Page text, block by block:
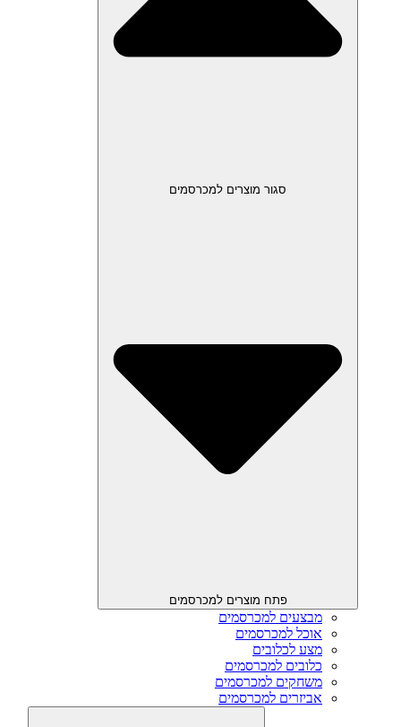
סגור מוצרים למכרסמים
פתח מוצרים למכרסמים
מבצעים למכרסמים
אוכל למכרסמים
מצע לכלובים
כלובים למכרסמים
משחקים למכרסמים
אביזרים למכרסמים